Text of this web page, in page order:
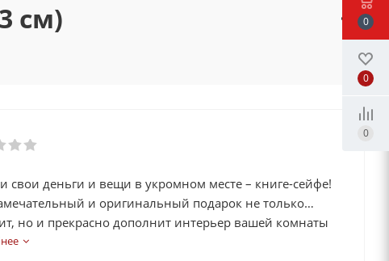
см)
свои деньги и вещи в укромном месте – книге-сейфе!
и оригинальный подарок не только
но и прекрасно дополнит интерьер вашей комнаты
видом!
0
0
0